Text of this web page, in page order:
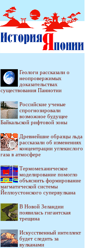
Геологи рассказали о
неопровержимых
доказательствах
существования Паннотии
Российские ученые
спрогнозировали
возможное будущее
Байкальской рифтовой зоны
Древнейшие образцы льда
рассказали об изменениях
концентрации углекислого
газа в атмосфере
Термомеханическое
моделирование помогло
объяснить формирование
магматической системы
Йеллоустонского супервулкана
В Новой Зеландии
появилась гигантская
трещина
Искусственный интеллект
будет следить за
вулканами